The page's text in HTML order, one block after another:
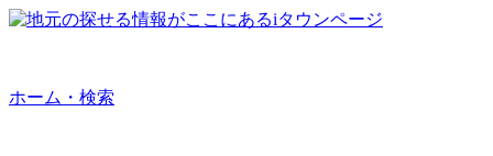
ホーム・検索